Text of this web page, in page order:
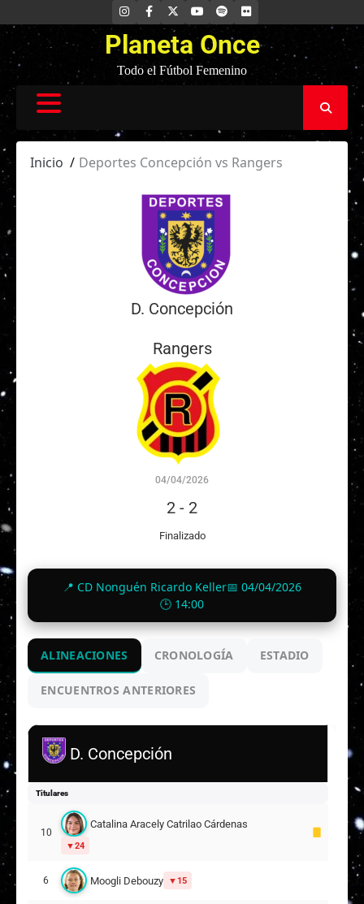
al
contenido
INSTAGRAM
FACEBOOK YOUTUBE
SPOTIFYFLICKR
Planeta Once
Todo el Fútbol Femenino
Inicio Deportes Concepción vs Rangers
D. Concepción
Rangers
04/04/2026
2 - 2
Finalizado
📍 CD Nonguén Ricardo Keller📅 04/04/2026
🕒 14:00
ALINEACIONES CRONOLOGÍA ESTADIO
ENCUENTROS ANTERIORES
D. Concepción
Titulares
10
Catalina Aracely Catrilao Cárdenas
24
6 Moogli Debouzy 15